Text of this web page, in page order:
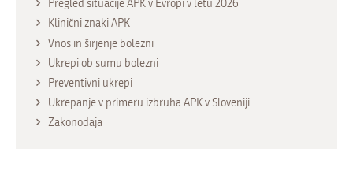
Pregled situacije APK v Evropi v letu 2026
Klinični znaki APK
Vnos in širjenje bolezni
Ukrepi ob sumu bolezni
Preventivni ukrepi
Ukrepanje v primeru izbruha APK v Sloveniji
Zakonodaja